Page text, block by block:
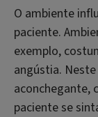
O ambiente
paciente.
exemplo,
angústia.
aconchegante,
paciente se